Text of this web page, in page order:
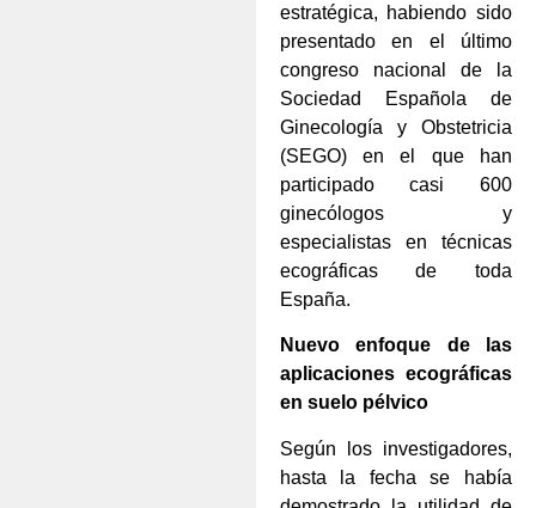
estratégica, habiendo sido
presentado en el último
congreso nacional de la
Sociedad Española de
Ginecología y Obstetricia
(SEGO) en el que han
participado casi 600
ginecólogos y
especialistas en técnicas
ecográficas de toda
España.
Nuevo enfoque de las
aplicaciones ecográficas
en suelo pélvico
Según los investigadores,
hasta la fecha se había